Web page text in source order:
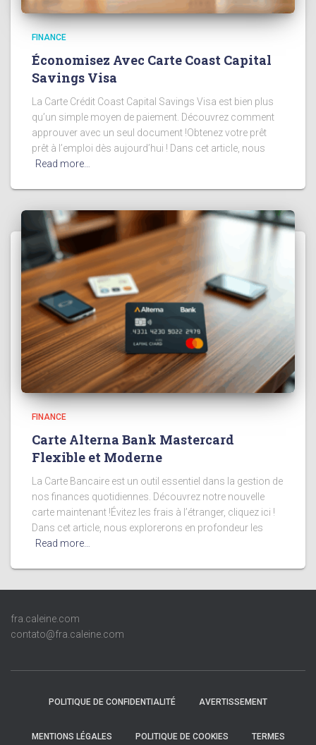
FINANCE
Économisez Avec Carte Coast Capital
Savings Visa
La Carte Crédit Coast Capital Savings Visa est bien plus
qu’un simple moyen de paiement. Découvrez comment
approuver avec un seul document !Obtenez votre prêt
prêt à l’emploi dès aujourd’hui ! Dans cet article, nous
Read more…
FINANCE
Carte Alterna Bank Mastercard
Flexible et Moderne
La Carte Bancaire est un outil essentiel dans la gestion de
nos finances quotidiennes. Découvrez notre nouvelle
carte maintenant !Évitez les frais à l’étranger, cliquez ici !
Dans cet article, nous explorerons en profondeur les
Read more…
fra.caleine.com
contato@fra.caleine.com
POLITIQUE DE CONFIDENTIALITÉ AVERTISSEMENT
MENTIONS LÉGALES POLITIQUE DE COOKIES TERMES